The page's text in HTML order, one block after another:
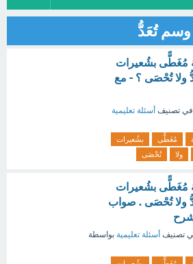
وسم تُعَدُّ
مُغَطًّى بشُعيرات
ولا تُحْصَى ؟ - مع
في تصنيف أسئلة تعليمية
مُغَطًّى
بشُعيرات
ولا تُحْصَى
مُغَطًّى بشُعيرات
ولا تُحْصَى . صواب
تصنيف أسئلة تعليمية بواسطة